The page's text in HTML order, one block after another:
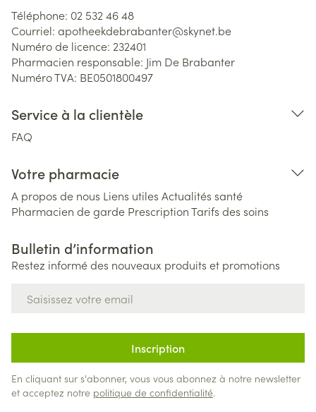
Téléphone: 02 532 46 48
Courriel: apotheekdebrabanter@skynet.be
Numéro de licence: 232401
Pharmacien responsable: Jim De Brabanter
Numéro TVA: BE0501800497
Service à la clientèle
FAQ
Votre pharmacie
A propos de nous Liens utiles Actualités santé
Pharmacien de garde PrescriptionTarifs des soins
Bulletin d’information
Restez informé des nouveaux produits et promotions
Inscription
En cliquant sur s'abonner, vous vous abonnez à notre newsletter
et acceptez notre politique de confidentialité.